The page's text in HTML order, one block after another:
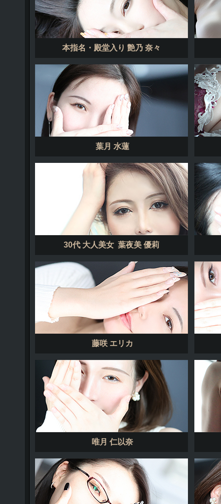
本指名・殿堂入り 艶乃 奈々
葉月 水蓮
30代 大人美女 葉夜美 優莉
藤咲 エリカ
唯月 仁以奈